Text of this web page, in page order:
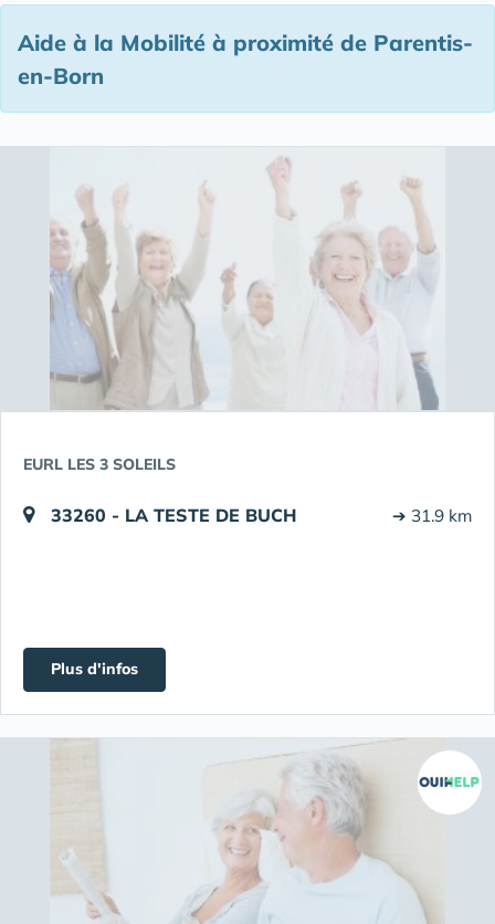
Aide à la Mobilité à proximité de Parentis-
en-Born
EURL LES 3 SOLEILS
33260 - LA TESTE DE BUCH ➔ 31.9 km
Plus d'infos